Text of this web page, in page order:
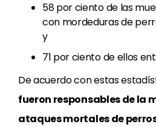
58 por ciento de las
con mordeduras de
y
71 por ciento de ellos
De acuerdo con estas
fueron responsables de la
ataques mortales de